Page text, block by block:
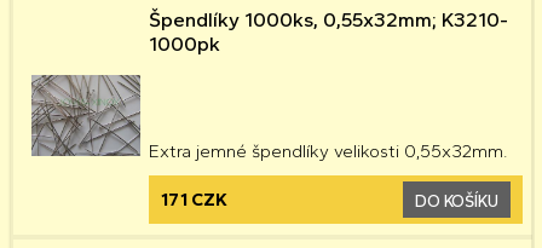
Špendlíky 1000ks, 0,55x32mm; K3210-
1000pk
Extra jemné špendlíky velikosti 0,55x32mm.
171 CZK DO KOŠÍKU